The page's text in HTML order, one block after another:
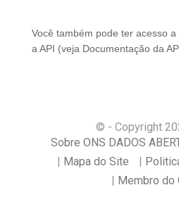
Você também pode ter acesso
a API (veja Documentação da API
© - Copyright
Sobre ONS DADOS
Mapa do Site
Membro do